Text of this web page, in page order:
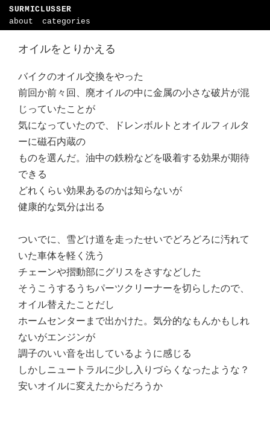
SURMICLUSSER
about
categories
オイルをとりかえる
バイクのオイル交換をやった
前回か前々回、廃オイルの中に金属の小さな破片が混
じっていたことが
気になっていたので、ドレンボルトとオイルフィルタ
ーに磁石内蔵の
ものを選んだ。油中の鉄粉などを吸着する効果が期待
できる
どれくらい効果あるのかは知らないが
健康的な気分は出る
ついでに、雪どけ道を走ったせいでどろどろに汚れて
いた車体を軽く洗う
チェーンや摺動部にグリスをさすなどした
そうこうするうちパーツクリーナーを切らしたので、
オイル替えたことだし
ホームセンターまで出かけた。気分的なもんかもしれ
ないがエンジンが
調子のいい音を出しているように感じる
しかしニュートラルに少し入りづらくなったような？
安いオイルに変えたからだろうか